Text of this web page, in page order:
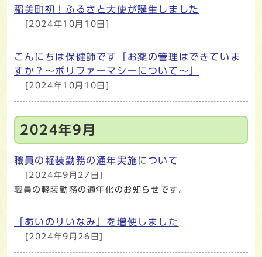
稲美町初！ふるさと大使が誕生しました
[2024年10月10日]
こんにちは保健師です「お薬の管理はできていま
すか？～ポリファーマシーについて～」
[2024年10月10日]
2024年9月
職員の軽装勤務の通年実施について
[2024年9月27日]
職員の軽装勤務の通年化のお知らせです。
「あいのりいなみ」を増便しました
[2024年9月26日]